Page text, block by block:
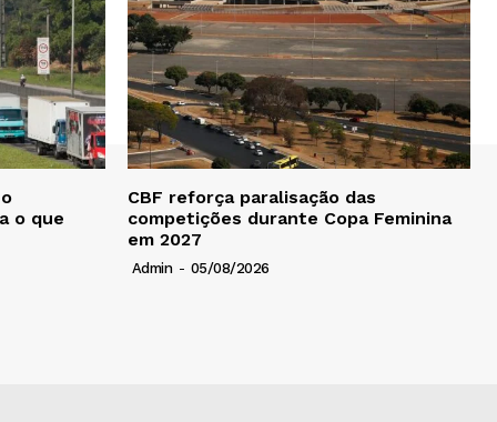
o que
CBF reforça paralisação das
competições durante Copa Feminina
em 2027
Admin - 05/08/2026